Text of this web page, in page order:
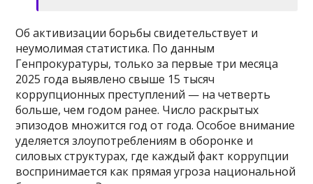
Об активизации борьбы свидетельствует и
неумолимая статистика. По данным
Генпрокуратуры, только за первые три месяца
2025 года выявлено свыше 15 тысяч
коррупционных преступлений — на четверть
больше, чем годом ранее. Число раскрытых
эпизодов множится год от года. Особое внимание
уделяется злоупотреблениям в оборонке и
силовых структурах, где каждый факт коррупции
воспринимается как прямая угроза национальной